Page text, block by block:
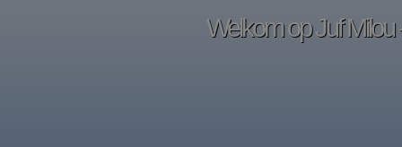
Welkom op Juf Milou